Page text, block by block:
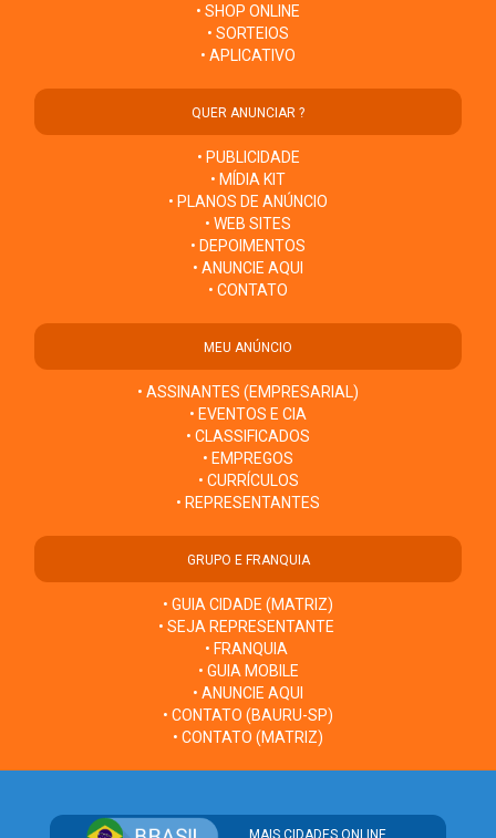
• SHOP ONLINE
• SORTEIOS
• APLICATIVO
QUER ANUNCIAR ?
• PUBLICIDADE
• MÍDIA KIT
• PLANOS DE ANÚNCIO
• WEB SITES
• DEPOIMENTOS
• ANUNCIE AQUI
• CONTATO
MEU ANÚNCIO
• ASSINANTES (EMPRESARIAL)
• EVENTOS E CIA
• CLASSIFICADOS
• EMPREGOS
• CURRÍCULOS
• REPRESENTANTES
GRUPO E FRANQUIA
• GUIA CIDADE (MATRIZ)
• SEJA REPRESENTANTE
• FRANQUIA
• GUIA MOBILE
• ANUNCIE AQUI
• CONTATO (BAURU-SP)
• CONTATO (MATRIZ)